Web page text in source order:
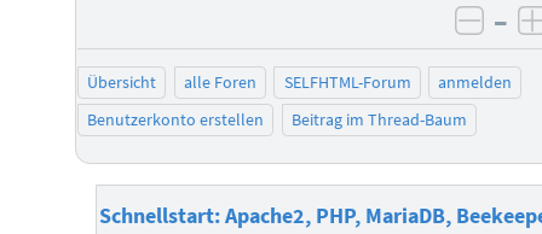
–
Übersicht alle Foren SELFHTML-Forum
anmelden
Benutzerkonto erstellen
Beitrag im Thread-Baum
Schnellstart: Apache2, PHP, MariaDB,